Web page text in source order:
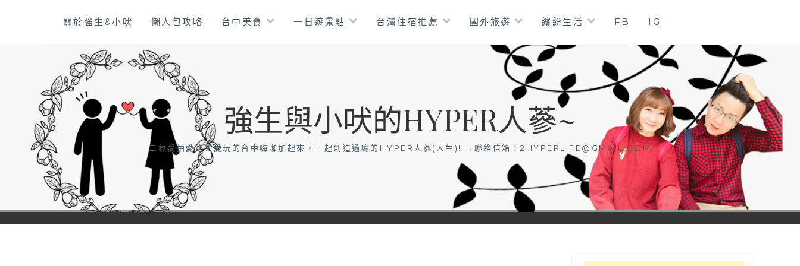
關於強生&小吠 懶人包攻略 台中美食 一日遊景點 台灣住宿推薦 國外旅遊 繽紛生活 FB IG
強生與小吠的HYPER人蔘~
二枚愛拍愛吃又愛玩的台中嗨咖加起來，一起創造過癮的HYPER人蔘(人生)! →聯絡信箱： 2HYPERLIFE@GMAIL.COM